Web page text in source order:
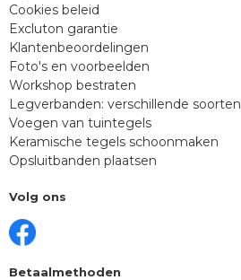
Cookies beleid
Excluton garantie
Klantenbeoordelingen
Foto's en voorbeelden
Workshop bestraten
Legverbanden: verschillende soorten
Voegen van tuintegels
Keramische tegels schoonmaken
Opsluitbanden plaatsen
Volg ons
Betaalmethoden